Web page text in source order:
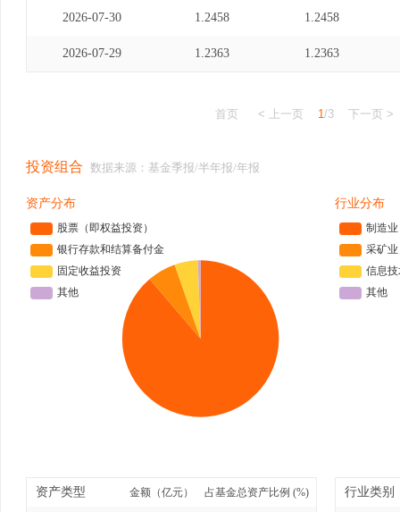
2026-07-30 1.2458 1.2458
2026-07-29 1.2363 1.2363
首页 < 上一页 1/3 下一页 >
投资组合 数据来源：基金季报/半年报/年报
资产分布
资产类型 金额（亿元） 占基金总资产比例 (%)
行业分布
行业类别